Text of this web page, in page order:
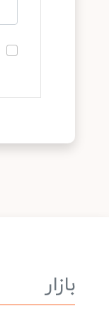
بازار